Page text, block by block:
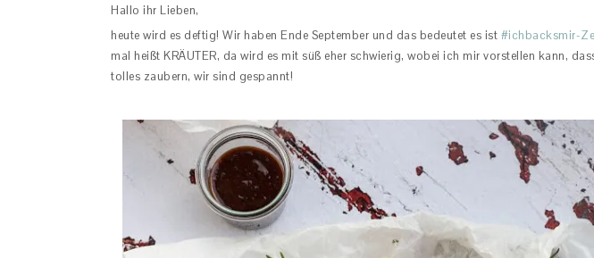
Hallo ihr Lieben,
heute wird es deftig! Wir haben Ende September und das bedeutet es ist #ichbacksmir-
mal heißt KRÄUTER, da wird es mit süß eher schwierig, wobei ich mir vorstellen kann,
tolles zaubern, wir sind gespannt!